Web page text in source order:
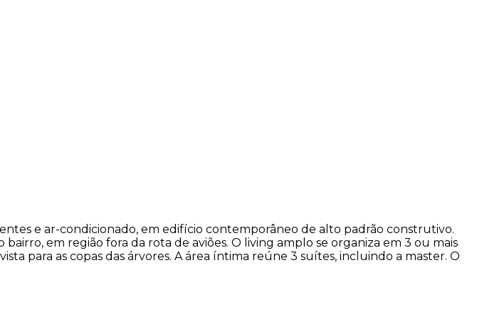
e ar-condicionado, em edifício contemporâneo de alto padrão construtivo.
em região fora da rota de aviões. O living amplo se organiza em 3 ou mais
para as copas das árvores. A área íntima reúne 3 suítes, incluindo a master. O